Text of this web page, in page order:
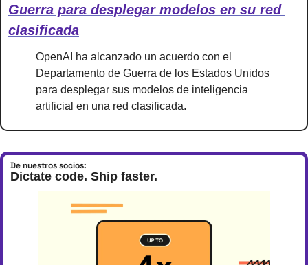
Guerra para desplegar modelos en su red
clasificada
OpenAI ha alcanzado un acuerdo con el
Departamento de Guerra de los Estados Unidos
para desplegar sus modelos de inteligencia
artificial en una red clasificada.
De nuestros socios:
Dictate code. Ship faster.